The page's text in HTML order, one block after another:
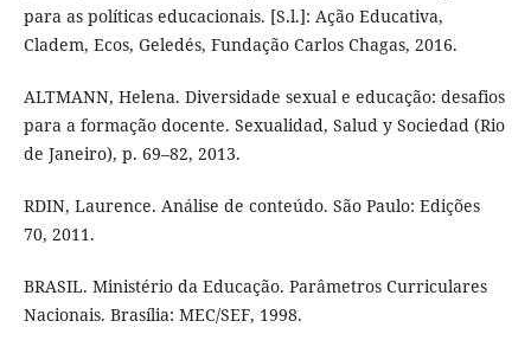
para as políticas educacionais. [S.l.]: Ação Educativa,
Cladem, Ecos, Geledés, Fundação Carlos Chagas, 2016.
ALTMANN, Helena. Diversidade sexual e educação: desafios
para a formação docente. Sexualidad, Salud y Sociedad (Rio
de Janeiro), p. 69–82, 2013.
RDIN, Laurence. Análise de conteúdo. São Paulo: Edições
70, 2011.
BRASIL. Ministério da Educação. Parâmetros Curriculares
Nacionais. Brasília: MEC/SEF, 1998.